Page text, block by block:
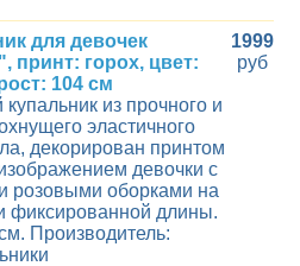
для девочек
принт: горох, цвет:
104 см
из прочного и
эластичного
декорирован принтом
девочки с
розовыми оборками на
фиксированной длины.
Производитель:
1999
руб